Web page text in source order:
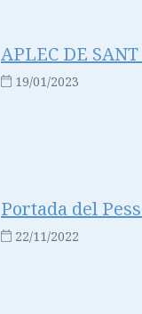
APLEC DE
19/01/2023
Portada del
22/11/2022